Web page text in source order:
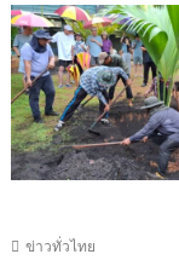
ข่าวทั่วไทย